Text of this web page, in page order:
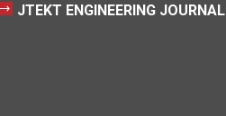
JTEKT ENGINEERING JOURNAL